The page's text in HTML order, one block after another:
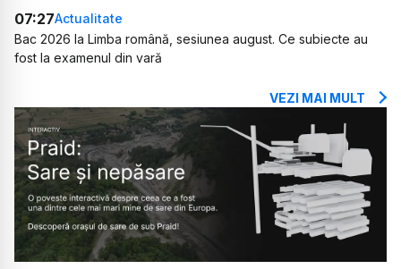
07:27Actualitate
Bac 2026 la Limba română, sesiunea august. Ce subiecte au
fost la examenul din vară
VEZI MAI MULT